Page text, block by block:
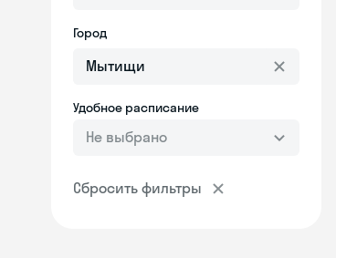
Город
Удобное расписание
Не выбрано
Сбросить фильтры